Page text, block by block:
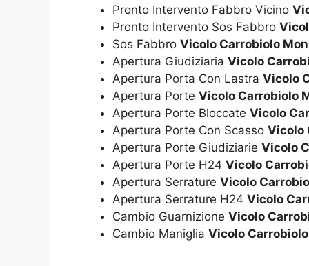
Pronto Intervento Fabbro Vicino
Pronto Intervento Sos Fabbro
Sos Fabbro Vicolo Carrobiolo
Apertura Giudiziaria Vicolo
Apertura Porta Con Lastra Vicolo
Apertura Porte Vicolo Carrobiolo
Apertura Porte Bloccate Vicolo
Apertura Porte Con Scasso Vicolo
Apertura Porte Giudiziarie Vicolo
Apertura Porte H24 Vicolo
Apertura Serrature Vicolo
Apertura Serrature H24 Vicolo
Cambio Guarnizione Vicolo
Cambio Maniglia Vicolo